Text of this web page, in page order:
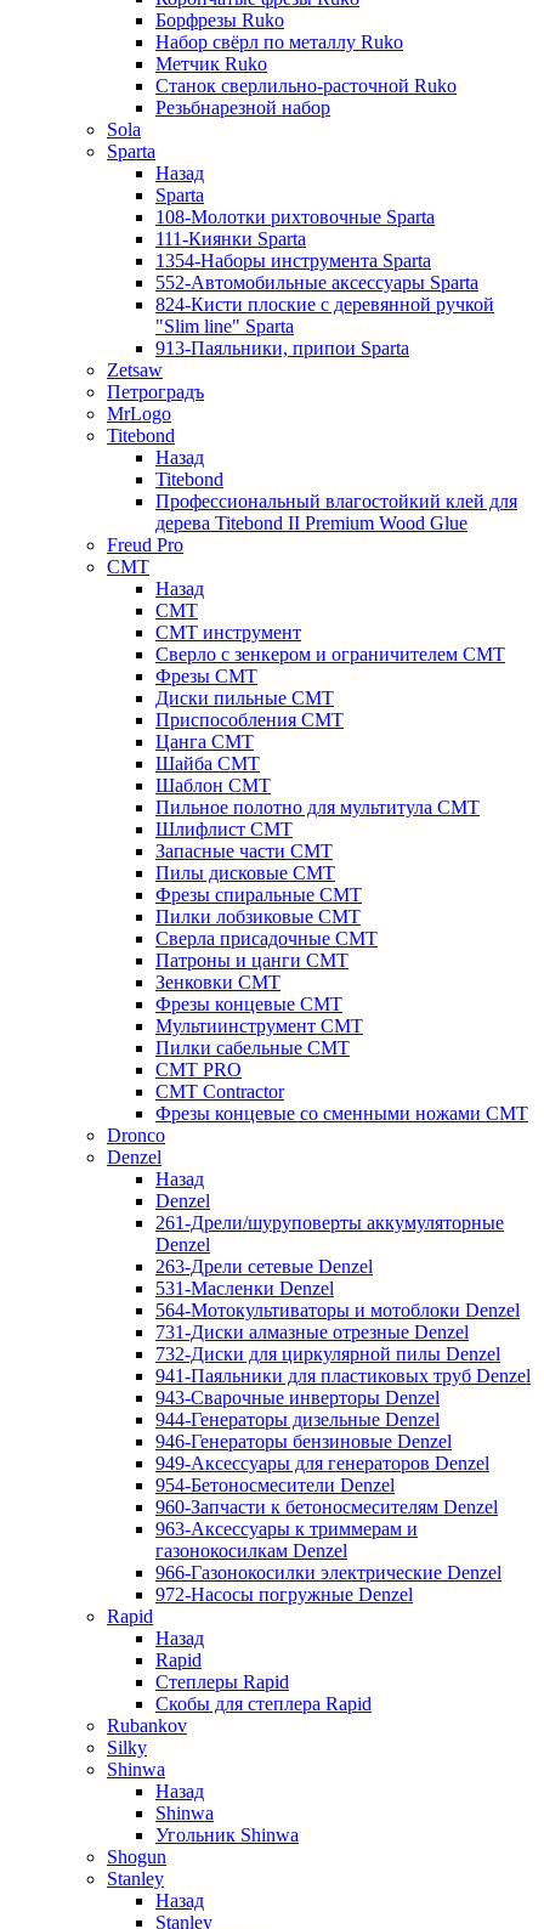
Борфрезы Ruko
Набор свёрл по металлу Ruko
Метчик Ruko
Станок сверлильно-расточной Ruko
Резьбнарезной набор
Sola
Sparta
Назад
Sparta
108-Молотки рихтовочные Sparta
111-Киянки Sparta
1354-Наборы инструмента Sparta
552-Автомобильные аксессуары Sparta
824-Кисти плоские с деревянной ручкой
"Slim line" Sparta
913-Паяльники, припои Sparta
Zetsaw
Петроградъ
MrLogo
Titebond
Назад
Titebond
Профессиональный влагостойкий клей для
дерева Titebond II Premium Wood Glue
Freud Pro
CMT
Назад
CMT
CMT инструмент
Сверло с зенкером и ограничителем CMT
Фрезы CMT
Диски пильные CMT
Приспособления СМТ
Цанга CMT
Шайба CMT
Шаблон CMT
Пильное полотно для мультитула CMT
Шлифлист CMT
Запасные части CMT
Пилы дисковые CMT
Фрезы спиральные CMT
Пилки лобзиковые СМТ
Сверла присадочные СМТ
Патроны и цанги CMT
Зенковки СМТ
Фрезы концевые CMT
Мультиинструмент СМТ
Пилки сабельные СМТ
CMT PRO
CMT Contractor
Фрезы концевые со сменными ножами CMT
Dronco
Denzel
Назад
Denzel
261-Дрели/шуруповерты аккумуляторные
Denzel
263-Дрели сетевые Denzel
531-Масленки Denzel
564-Мотокультиваторы и мотоблоки Denzel
731-Диски алмазные отрезные Denzel
732-Диски для циркулярной пилы Denzel
941-Паяльники для пластиковых труб Denzel
943-Сварочные инверторы Denzel
944-Генераторы дизельные Denzel
946-Генераторы бензиновые Denzel
949-Аксессуары для генераторов Denzel
954-Бетоносмесители Denzel
960-Запчасти к бетоносмесителям Denzel
963-Аксессуары к триммерам и
газонокосилкам Denzel
966-Газонокосилки электрические Denzel
972-Насосы погружные Denzel
Rapid
Назад
Rapid
Степлеры Rapid
Скобы для cтеплера Rapid
Rubankov
Silky
Shinwa
Назад
Shinwa
Угольник Shinwa
Shogun
Stanley
Назад
Stanley